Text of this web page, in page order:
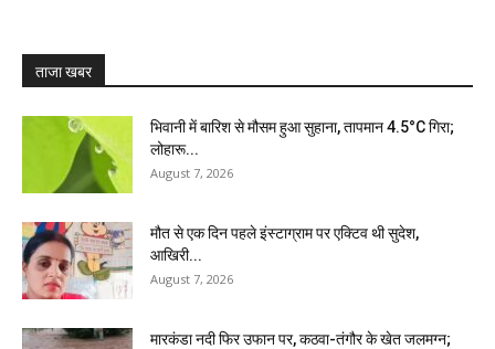
ताजा खबर
भिवानी में बारिश से मौसम हुआ सुहाना, तापमान 4.5°C गिरा;
लोहारू...
August 7, 2026
मौत से एक दिन पहले इंस्टाग्राम पर एक्टिव थी सुदेश,
आखिरी...
August 7, 2026
मारकंडा नदी फिर उफान पर, कठवा-तंगौर के खेत जलमग्न;